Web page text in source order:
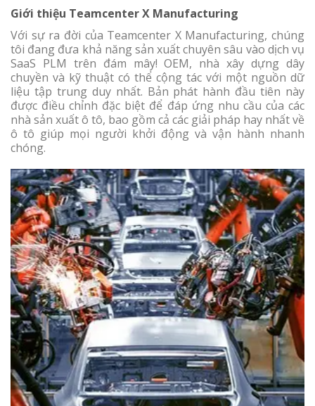
Giới thiệu Teamcenter X Manufacturing
Với sự ra đời của Teamcenter X Manufacturing, chúng
tôi đang đưa khả năng sản xuất chuyên sâu vào dịch vụ
SaaS PLM trên đám mây! OEM, nhà xây dựng dây
chuyền và kỹ thuật có thể cộng tác với một nguồn dữ
liệu tập trung duy nhất. Bản phát hành đầu tiên này
được điều chỉnh đặc biệt để đáp ứng nhu cầu của các
nhà sản xuất ô tô, bao gồm cả các giải pháp hay nhất về
ô tô giúp mọi người khởi động và vận hành nhanh
chóng.